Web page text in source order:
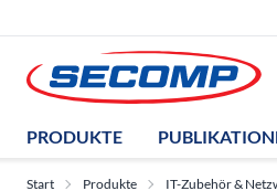
PRODUKTE
Start Produkte IT-Zubehör &